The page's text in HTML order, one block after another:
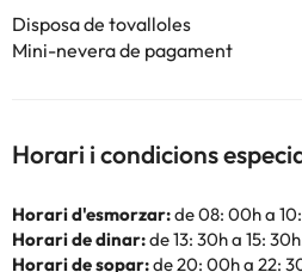
Disposa de tovalloles
Mini-nevera de pagament
Horari i condicions
Horari d'esmorzar:de 08: 00h a
Horari de dinar:de 13: 30h a 15:
Horari de sopar:de 20: 00h a 22: